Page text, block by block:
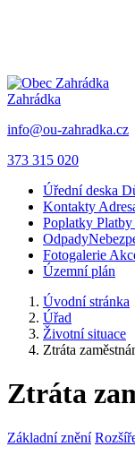
Zahrádka
info@ou-zahradka.cz
373 315 020
Úřední deska
Kontakty
Poplatky Platby
Odpady
Fotogalerie
Územní plán
Úvodní stránka
Úřad
Životní situace
Ztráta
Ztráta
Základní znění